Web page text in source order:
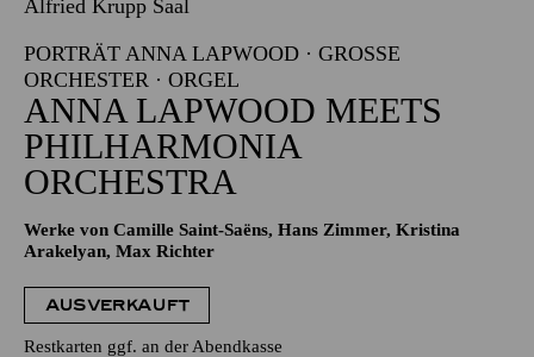
Alfried Krupp Saal
PORTRÄT ANNA LAPWOOD · GROSSE O
RCHESTER · ORGEL
ANNA LAPWOOD MEETS
PHILHARMONIA
ORCHESTRA
Werke von Camille Saint-Saëns, Hans Zimmer, Kristina
Arakelyan, Max Richter
AUSVERKAUFT
Restkarten ggf. an der Abendkasse